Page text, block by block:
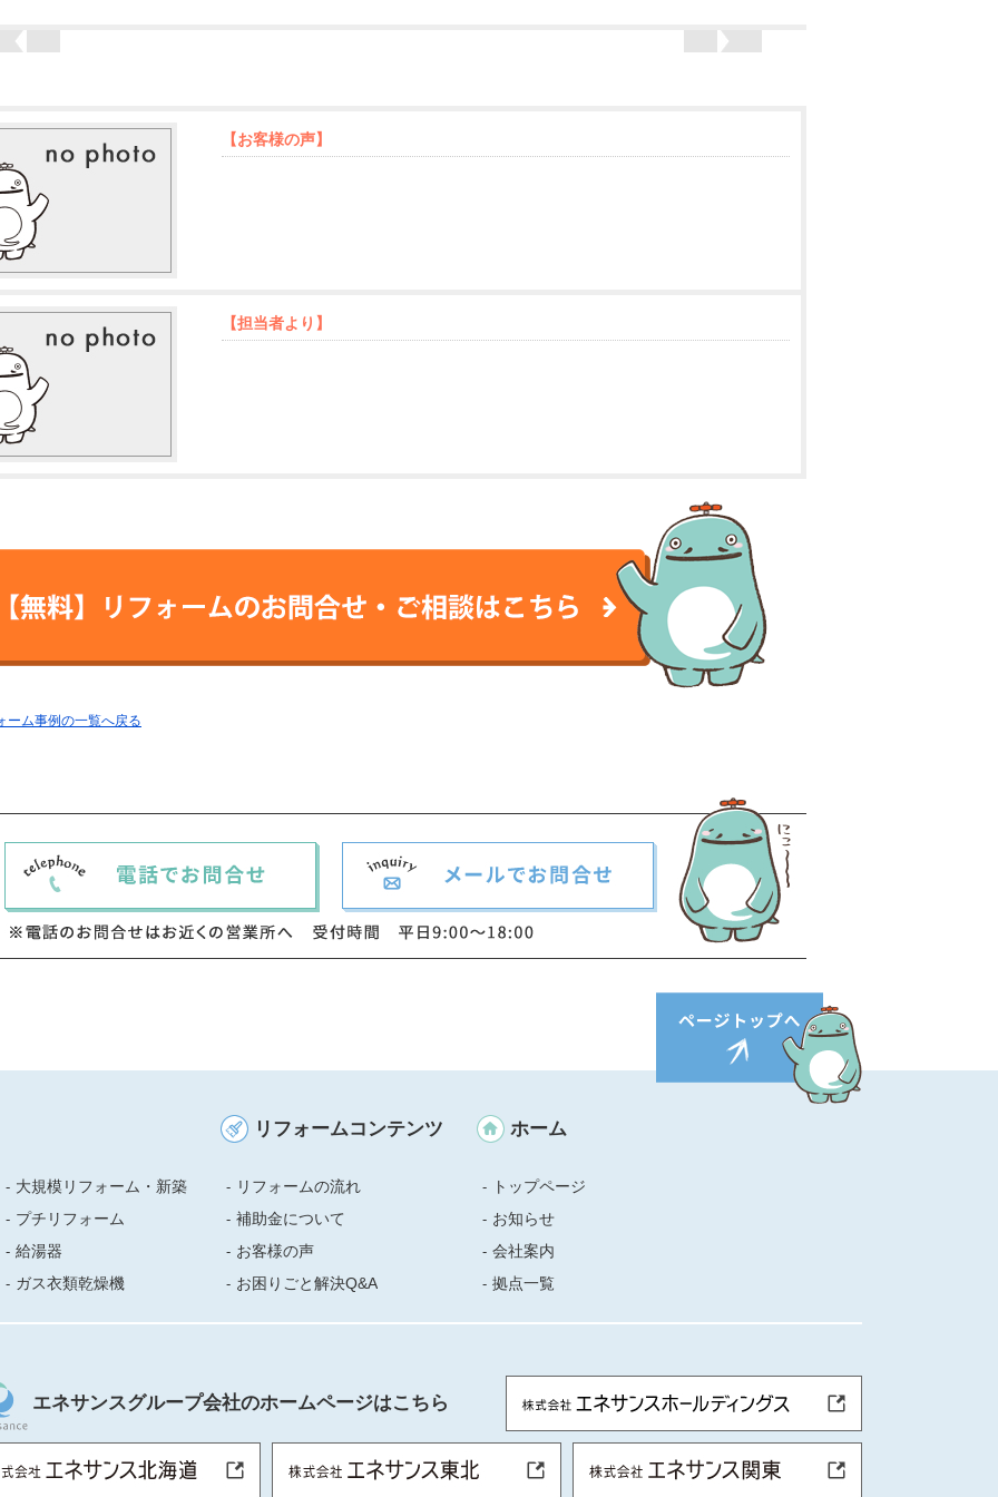
【お客様の声】
【担当者より】
ーム事例の一覧へ戻る
大規模リフォーム・新築
プチリフォーム
給湯器
ガス衣類乾燥機
リフォームコンテンツ
リフォームの流れ
補助金について
お客様の声
お困りごと解決Q&A
ホーム
トップページ
お知らせ
会社案内
拠点一覧
エネサンスグループ会社のホームページはこちら